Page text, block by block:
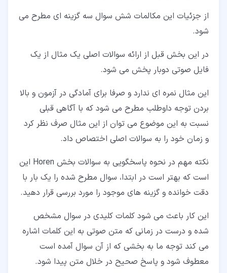
از جزئیات این مکالمات شش سوال سه گزینه ای مطرح می
شود.
در این بخش قبل از ارائه سوالات اصلی یک مثال از یک
فایل صوتی دوبار پخش می شود.
این مثال نمره ای ندارد و صرفا برای آمادگی در آزمون و بالا
بردن توجه داوطلب مطرح می شود که با آگاهی قبلی
نسبت به این موضوع می توان از این مثال صرف نظر کرد
و زمان خود را به سوالات اصلی اختصاص داد.
نکته مهم در نحوه پاسخگویی به سوالات بخش Horen این
است که بهتر است در ابتدا، سوال مطرح شده را یک بار با
دقت خوانده و گزینه های موجود را مورد بررسی قرار دهید.
این کار باعث می شود کلمات کلیدی در سوال مشخص
شده و درست در زمانی که متن صوتی به این کلمات اشاره
می کند توجه ما به بخشی که از آن سوال آمده است
معطوف شود و پاسخ صحیح در خلال متن پیدا شود.